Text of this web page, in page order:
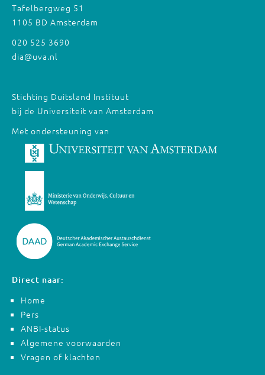
Tafelbergweg 51
1105 BD Amsterdam
020 525 3690
dia@uva.nl
Stichting Duitsland Instituut
bij de Universiteit van Amsterdam
Met ondersteuning van
Direct naar:
Home
Pers
ANBI-status
Algemene voorwaarden
Vragen of klachten